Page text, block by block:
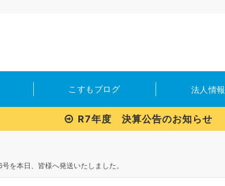
こすもブログ 法人情報
R7年度 決算公告のお知らせ
を本日、皆様へ発送いたしました。